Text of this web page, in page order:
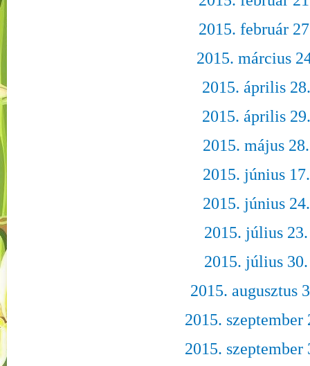
2015. február
2015. március
2015. április 28.
2015. április 29.
2015. május 28.
2015. június 17.
2015. június 24.
2015. július 23.
2015. július 30.
2015. augusztus
2015. szeptember
2015. szeptember